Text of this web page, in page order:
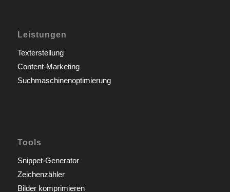
Leistungen
Texterstellung
Content-Marketing
Suchmaschinenoptimierung
Tools
Snippet-Generator
Zeichenzähler
Bilder komprimieren